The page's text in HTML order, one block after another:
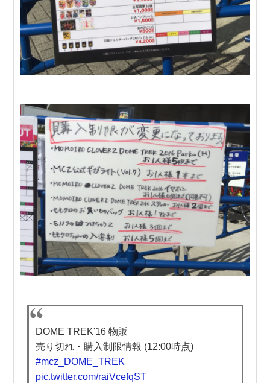
DOME TREK'16 物販
売り切れ・購入制限情報 (12:00時点)
#mcz_DOME_TREK
pic.twitter.com/raiVcefqST